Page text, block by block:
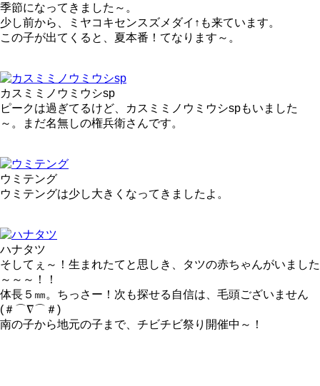
季節になってきました～。
少し前から、ミヤコキセンスズメダイ↑も来ています。
この子が出てくると、夏本番！てなります～。
カスミミノウミウシsp
ピークは過ぎてるけど、カスミミノウミウシspもいました
～。まだ名無しの権兵衛さんです。
ウミテング
ウミテングは少し大きくなってきましたよ。
ハナタツ
そしてぇ～！生まれたてと思しき、タツの赤ちゃんがいました
～～～！！
体長５㎜。ちっさー！次も探せる自信は、毛頭ございません
(＃⌒∇⌒＃)ゞ
南の子から地元の子まで、チビチビ祭り開催中～！